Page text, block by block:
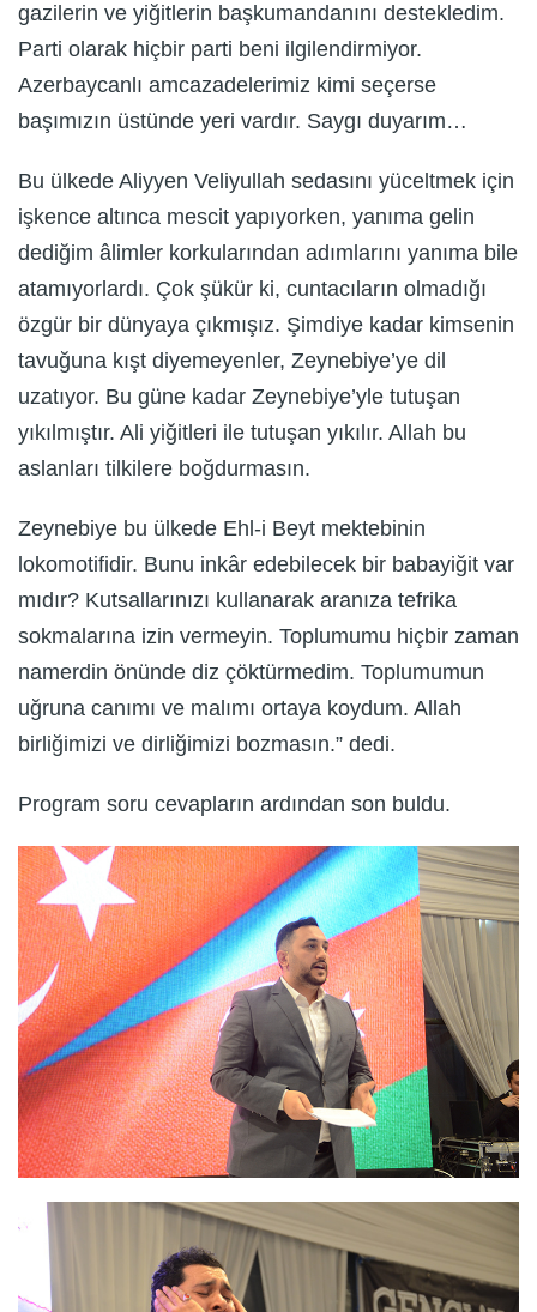
gazilerin ve yiğitlerin başkumandanını destekledim.
Parti olarak hiçbir parti beni ilgilendirmiyor.
Azerbaycanlı amcazadelerimiz kimi seçerse
başımızın üstünde yeri vardır. Saygı duyarım…
Bu ülkede Aliyyen Veliyullah sedasını yüceltmek için
işkence altınca mescit yapıyorken, yanıma gelin
dediğim âlimler korkularından adımlarını yanıma bile
atamıyorlardı. Çok şükür ki, cuntacıların olmadığı
özgür bir dünyaya çıkmışız. Şimdiye kadar kimsenin
tavuğuna kışt diyemeyenler, Zeynebiye’ye dil
uzatıyor. Bu güne kadar Zeynebiye’yle tutuşan
yıkılmıştır. Ali yiğitleri ile tutuşan yıkılır. Allah bu
aslanları tilkilere boğdurmasın.
Zeynebiye bu ülkede Ehl-i Beyt mektebinin
lokomotifidir. Bunu inkâr edebilecek bir babayiğit var
mıdır? Kutsallarınızı kullanarak aranıza tefrika
sokmalarına izin vermeyin. Toplumumu hiçbir zaman
namerdin önünde diz çöktürmedim. Toplumumun
uğruna canımı ve malımı ortaya koydum. Allah
birliğimizi ve dirliğimizi bozmasın.” dedi.
Program soru cevapların ardından son buldu.